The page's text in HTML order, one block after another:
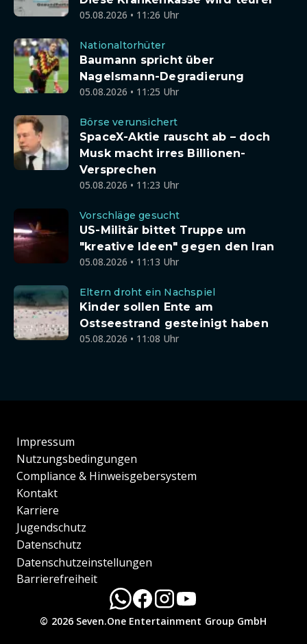
05.08.2026 • 11:26 Uhr
Nationaltorhüter
Baumann spricht über
Nagelsmann-Degradierung
05.08.2026 • 11:25 Uhr
Börse verunsichert
SpaceX-Aktie rauscht ab – doch
Musk macht irres Billionen-
Versprechen
05.08.2026 • 11:23 Uhr
Vorschläge gesucht
US-Militär bittet Truppe um
"kreative Ideen" gegen den Iran
05.08.2026 • 11:13 Uhr
Eltern droht ein Nachspiel
Kinder sollen Ente am
Ostseestrand gesteinigt haben
05.08.2026 • 11:08 Uhr
Impressum
Nutzungsbedingungen
Compliance & Hinweisgebersystem
Kontakt
Karriere
Jugendschutz
Datenschutz
Datenschutzeinstellungen
Barrierefreiheit
© 2026 Seven.One Entertainment Group GmbH